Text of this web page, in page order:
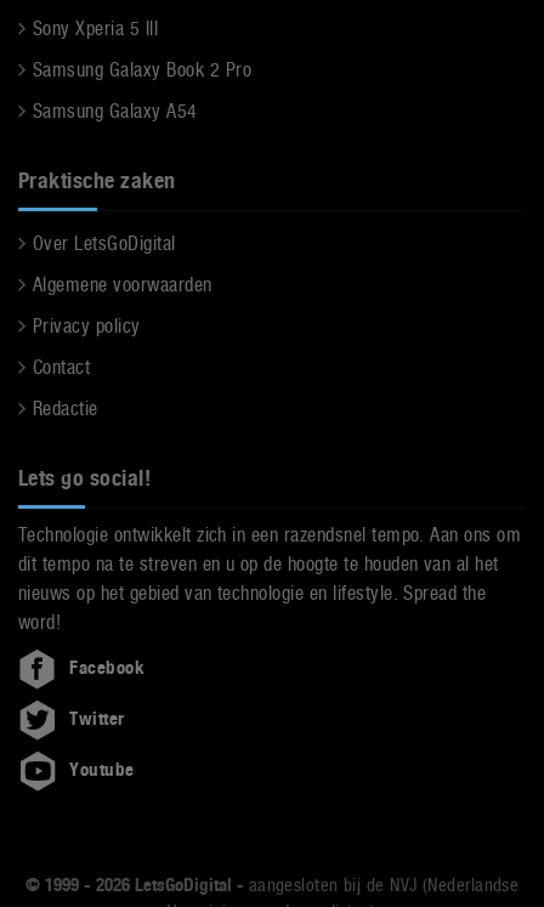
Sony Xperia 5 III
Samsung Galaxy Book 2 Pro
Samsung Galaxy A54
Praktische zaken
Over LetsGoDigital
Algemene voorwaarden
Privacy policy
Contact
Redactie
Lets go social!
Technologie ontwikkelt zich in een razendsnel tempo. Aan ons om
dit tempo na te streven en u op de hoogte te houden van al het
nieuws op het gebied van technologie en lifestyle. Spread the
word!
Facebook
Twitter
Youtube
© 1999 - 2026 LetsGoDigital - aangesloten bij de NVJ (Nederlandse